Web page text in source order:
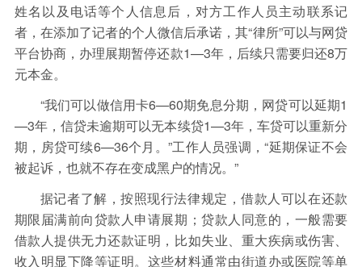
姓名以及电话等个人信息后，对方工作人员主动联系记
者，在添加了记者的个人微信后承诺，其“律所”可以与网贷
平台协商，办理展期暂停还款1—3年，后续只需要归还8万
元本金。
“我们可以做信用卡6—60期免息分期，网贷可以延期1
—3年，信贷未逾期可以无本续贷1—3年，车贷可以重新分
期，房贷可续6—36个月。”工作人员强调，“延期保证不会
被起诉，也就不存在变成黑户的情况。”
据记者了解，按照现行法律规定，借款人可以在还款
期限届满前向贷款人申请展期；贷款人同意的，一般需要
借款人提供无力还款证明，比如失业、重大疾病或伤害、
收入明显下降等证明。这些材料通常由街道办或医院等单